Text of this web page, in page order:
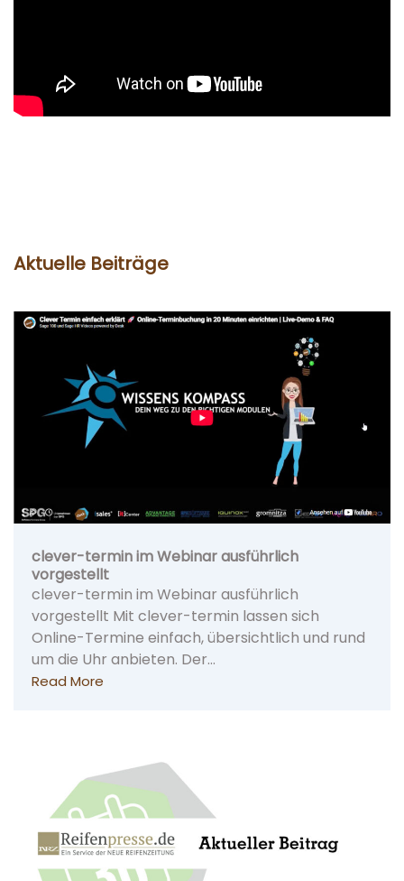
Aktuelle Beiträge
clever-termin im Webinar ausführlich
vorgestellt
clever-termin im Webinar ausführlich
vorgestellt Mit clever-termin lassen sich
Online-Termine einfach, übersichtlich und rund
um die Uhr anbieten. Der…
Read More